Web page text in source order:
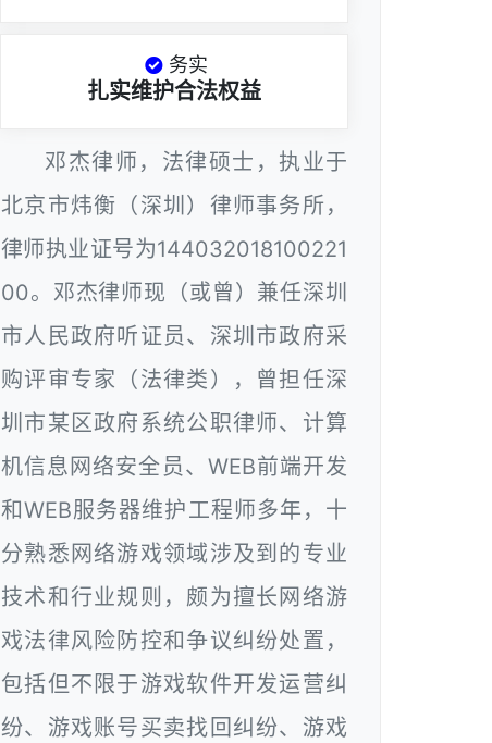
务实
扎实维护合法权益
邓杰律师，法律硕士，执业于
北京市炜衡（深圳）律师事务所，
律师执业证号为144032018100221
00。邓杰律师现（或曾）兼任深圳
市人民政府听证员、深圳市政府采
购评审专家（法律类），曾担任深
圳市某区政府系统公职律师、计算
机信息网络安全员、WEB前端开发
和WEB服务器维护工程师多年，十
分熟悉网络游戏领域涉及到的专业
技术和行业规则，颇为擅长网络游
戏法律风险防控和争议纠纷处置，
包括但不限于游戏软件开发运营纠
纷、游戏账号买卖找回纠纷、游戏